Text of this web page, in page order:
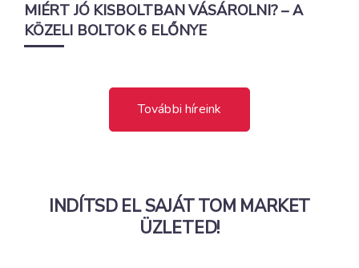
MIÉRT JÓ KISBOLTBAN VÁSÁROLNI? – A
KÖZELI BOLTOK 6 ELŐNYE
További híreink
INDÍTSD EL SAJÁT TOM MARKET
ÜZLETED!